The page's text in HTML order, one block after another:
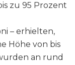
zu 95 Prozent
– erhielten,
Höhe von bis
an rund